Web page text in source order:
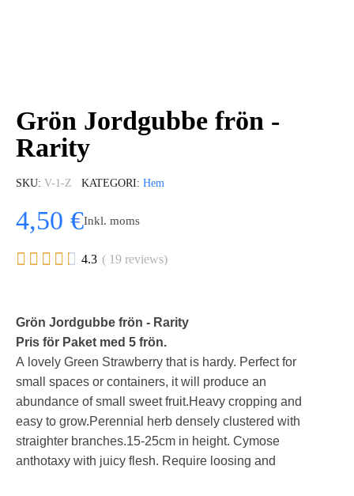
Grön Jordgubbe frön -
Rarity
SKU V-1-Z KATEGORI Hem
4,50 €Inkl. moms
     4.3 ( 19 reviews)
Grön Jordgubbe frön - Rarity
Pris för Paket med 5 frön.
A lovely Green Strawberry that is hardy. Perfect for
small spaces or containers, it will produce an
abundance of small sweet fruit.Heavy cropping and
easy to grow.Perennial herb densely clustered with
straighter branches.15-25cm in height. Cymose
anthotaxy with juicy flesh. Require loosing and